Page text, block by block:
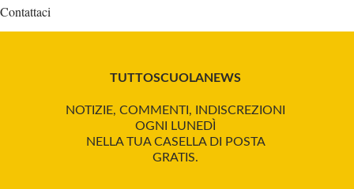
Contattaci
TUTTOSCUOLANEWS
NOTIZIE, COMMENTI, INDISCREZIONI
OGNI LUNEDÌ
NELLA TUA CASELLA DI POSTA
GRATIS.